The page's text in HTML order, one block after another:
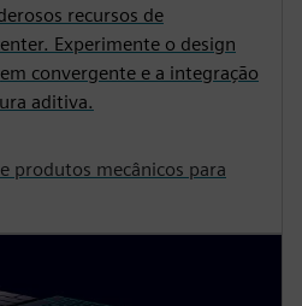
recursos de
Experimente o design
convergente e a integração
aditiva.
produtos mecânicos para